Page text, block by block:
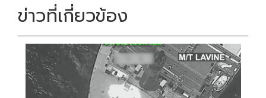
ข่าวที่เกี่ยวข้อง